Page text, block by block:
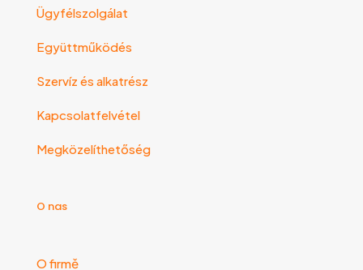
Ügyfélszolgálat
Együttműködés
Szervíz és alkatrész
Kapcsolatfelvétel
Megközelíthetőség
O nas
O firmě